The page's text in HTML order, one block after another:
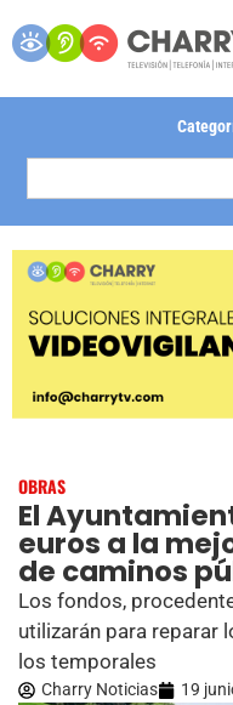
OBRAS
El
euros a la
de caminos
Los fondos,
utilizarán para reparar
los temporales
Charry Noticias 19